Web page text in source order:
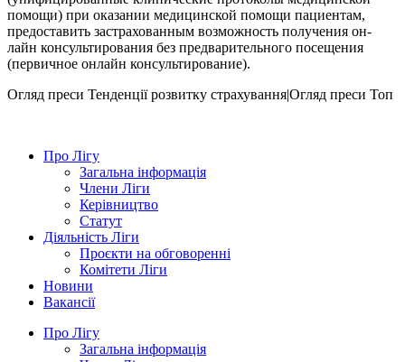
помощи) при оказании медицинской помощи пациентам,
предоставить застрахованным возможность получения он-
лайн консультирования без предварительного посещения
(первичное онлайн консультирование).
Огляд преси Тенденції розвитку страхування|Огляд преси Топ
Про Лігу
Загальна інформація
Члени Ліги
Керівництво
Статут
Діяльність Ліги
Проєкти на обговоренні
Комітети Ліги
Новини
Вакансії
Про Лігу
Загальна інформація